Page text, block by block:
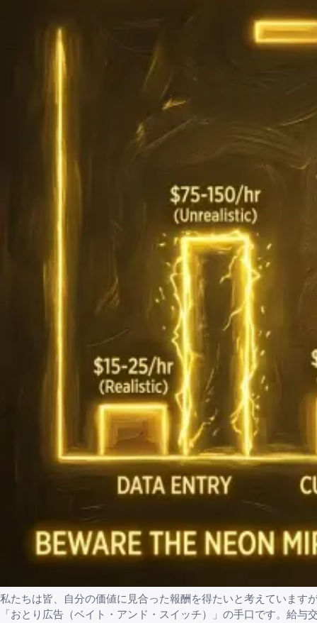
私たちは皆、自分の価値に見合った報酬を得たいと考えていま
「おとり広告（ベイト・アンド・スイッチ）」の手口です。給